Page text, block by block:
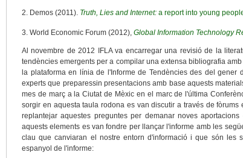
2. Demos (2011). Truth, Lies and Internet: a report into young
3. World Economic Forum (2012), Global Information Technology
Al novembre de 2012 IFLA va encarregar una revisió de la
tendències emergents per a compilar una extensa bibliografia
la plataforma en línia de l'Informe de Tendències des del
experts que preparessin presentacions amb base aquests
mes de març a la Ciutat de Mèxic en el marc de l'última
sorgir en aquesta taula rodona es van discutir a través de
replantejar aquestes preguntes per demanar noves
aquests elements es van fondre per llançar l'informe amb les
clau que canviaran el nostre entorn d'informació i que són les
espanyol de l'informe: